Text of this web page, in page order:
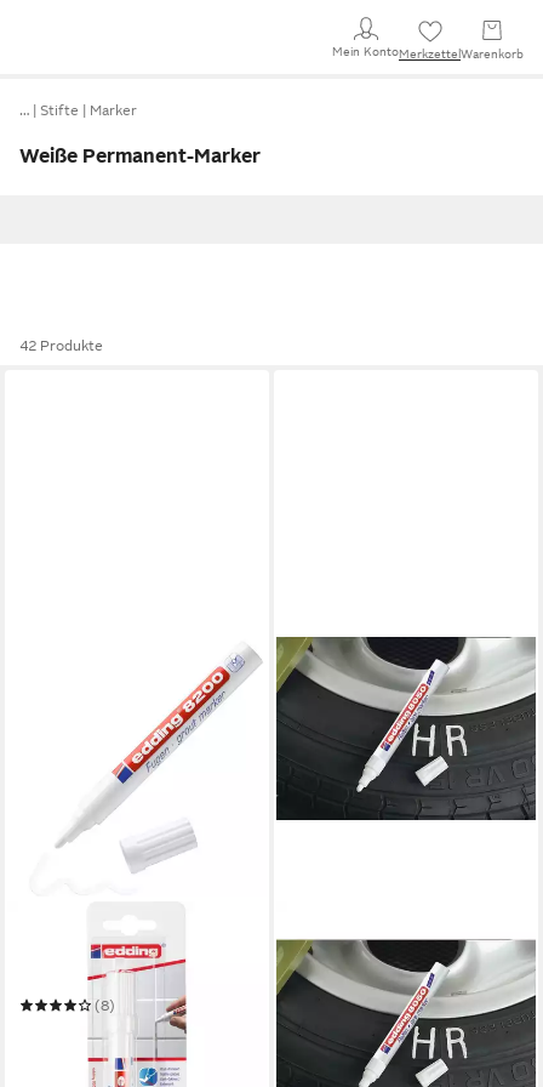
Mein KontoMerkzettel Warenkorb
… Stifte Marker
Weiße Permanent-Marker
42 Produkte
Marker Fugenmarker 8200
für Sanitärfugen in Weiß 2
bis 4 mm (8)
in 4-5 Werktagen bei dir